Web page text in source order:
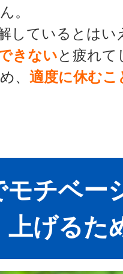
。
しているとはい
きないと疲れ
、 適度に休むこ
モチベー
上げるた